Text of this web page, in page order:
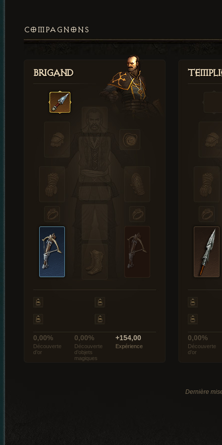
COMPAGNONS
Brigand
0,00%
Découverte
d’or
0,00%
Découverte
d’objets
magiques
+154,00
Expérience
0,00%
Découverte
d’or
Dernière